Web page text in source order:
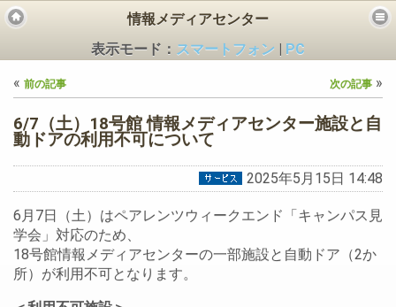
情報メディアセンター
表示モード： スマートフォン
PC
« 前の記事 次の記事 »
6/7（土）18号館 情報メディアセンター施設と自
動ドアの利用不可について
2025年5月15日 14:48
6月7日（土）はペアレンツウィークエンド「キャンパス見
学会」対応のため、
18号館情報メディアセンターの一部施設と自動ドア（2か
所）が利用不可となります。